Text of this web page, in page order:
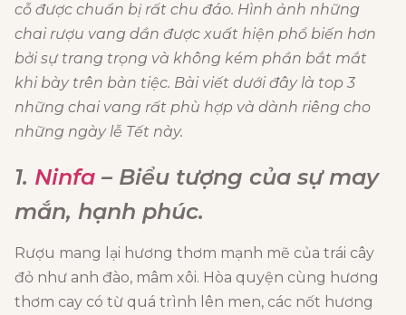
cỗ được chuẩn bị rất chu đáo. Hình ảnh những
chai rượu vang dần được xuất hiện phổ biến hơn
bởi sự trang trọng và không kém phần bắt mắt
khi bày trên bàn tiệc. Bài viết dưới đây là top 3
những chai vang rất phù hợp và dành riêng cho
những ngày lễ Tết này.
1. Ninfa – Biểu tượng của sự may
mắn, hạnh phúc.
Rượu mang lại hương thơm mạnh mẽ của trái cây
đỏ như anh đào, mâm xôi. Hòa quyện cùng hương
thơm cay có từ quá trình lên men, các nốt hương